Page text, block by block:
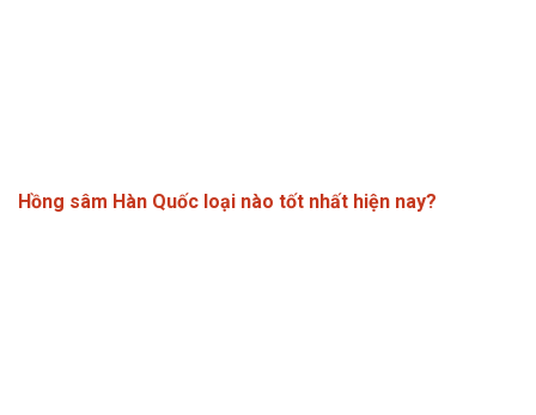
Hồng sâm Hàn Quốc loại nào tốt nhất hiện nay?